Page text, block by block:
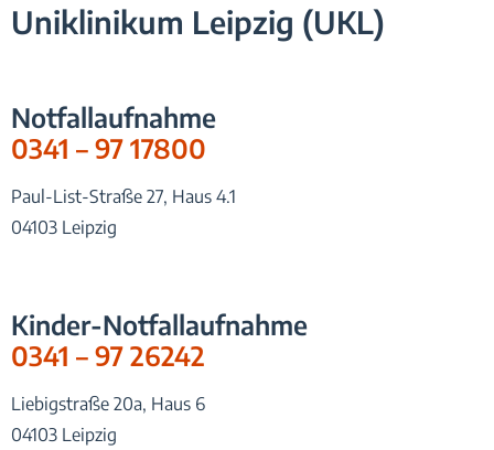
Uniklinikum Leipzig (UKL)
Notfallaufnahme
0341 – 97 17800
Paul-List-Straße 27, Haus 4.1
04103 Leipzig
Kinder-Notfallaufnahme
0341 – 97 26242
Liebigstraße 20a, Haus 6
04103 Leipzig